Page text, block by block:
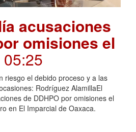
acusaciones
omisiones el
05:25
riesgo el debido proceso y a las
Rodríguez AlamillaEl
de DDHPO por omisiones el
en El Imparcial de Oaxaca.